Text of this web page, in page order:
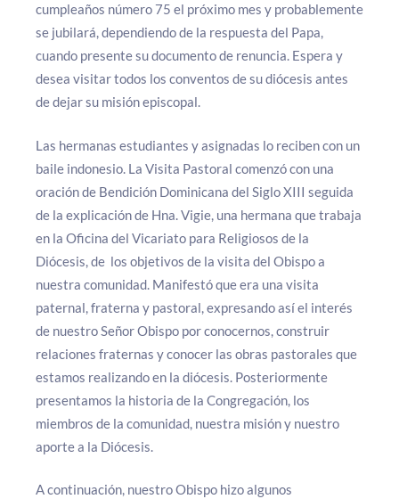
cumpleaños número 75 el próximo mes y probablemente
se jubilará, dependiendo de la respuesta del Papa,
cuando presente su documento de renuncia. Espera y
desea visitar todos los conventos de su diócesis antes
de dejar su misión episcopal.
Las hermanas estudiantes y asignadas lo reciben con un
baile indonesio. La Visita Pastoral comenzó con una
oración de Bendición Dominicana del Siglo XIII seguida
de la explicación de Hna. Vigie, una hermana que trabaja
en la Oficina del Vicariato para Religiosos de la
Diócesis, de los objetivos de la visita del Obispo a
nuestra comunidad. Manifestó que era una visita
paternal, fraterna y pastoral, expresando así el interés
de nuestro Señor Obispo por conocernos, construir
relaciones fraternas y conocer las obras pastorales que
estamos realizando en la diócesis. Posteriormente
presentamos la historia de la Congregación, los
miembros de la comunidad, nuestra misión y nuestro
aporte a la Diócesis.
A continuación, nuestro Obispo hizo algunos